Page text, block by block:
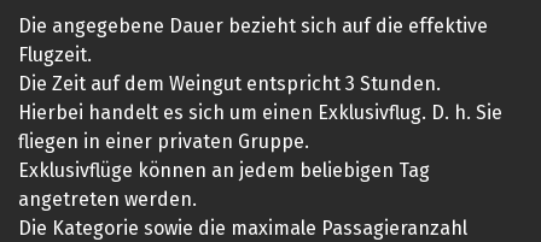
Die angegebene Dauer bezieht sich auf die effektive
Flugzeit.
Die Zeit auf dem Weingut entspricht 3 Stunden.
Hierbei handelt es sich um einen Exklusivflug. D. h. Sie
fliegen in einer privaten Gruppe.
Exklusivflüge können an jedem beliebigen Tag
angetreten werden.
Die Kategorie sowie die maximale Passagieranzahl